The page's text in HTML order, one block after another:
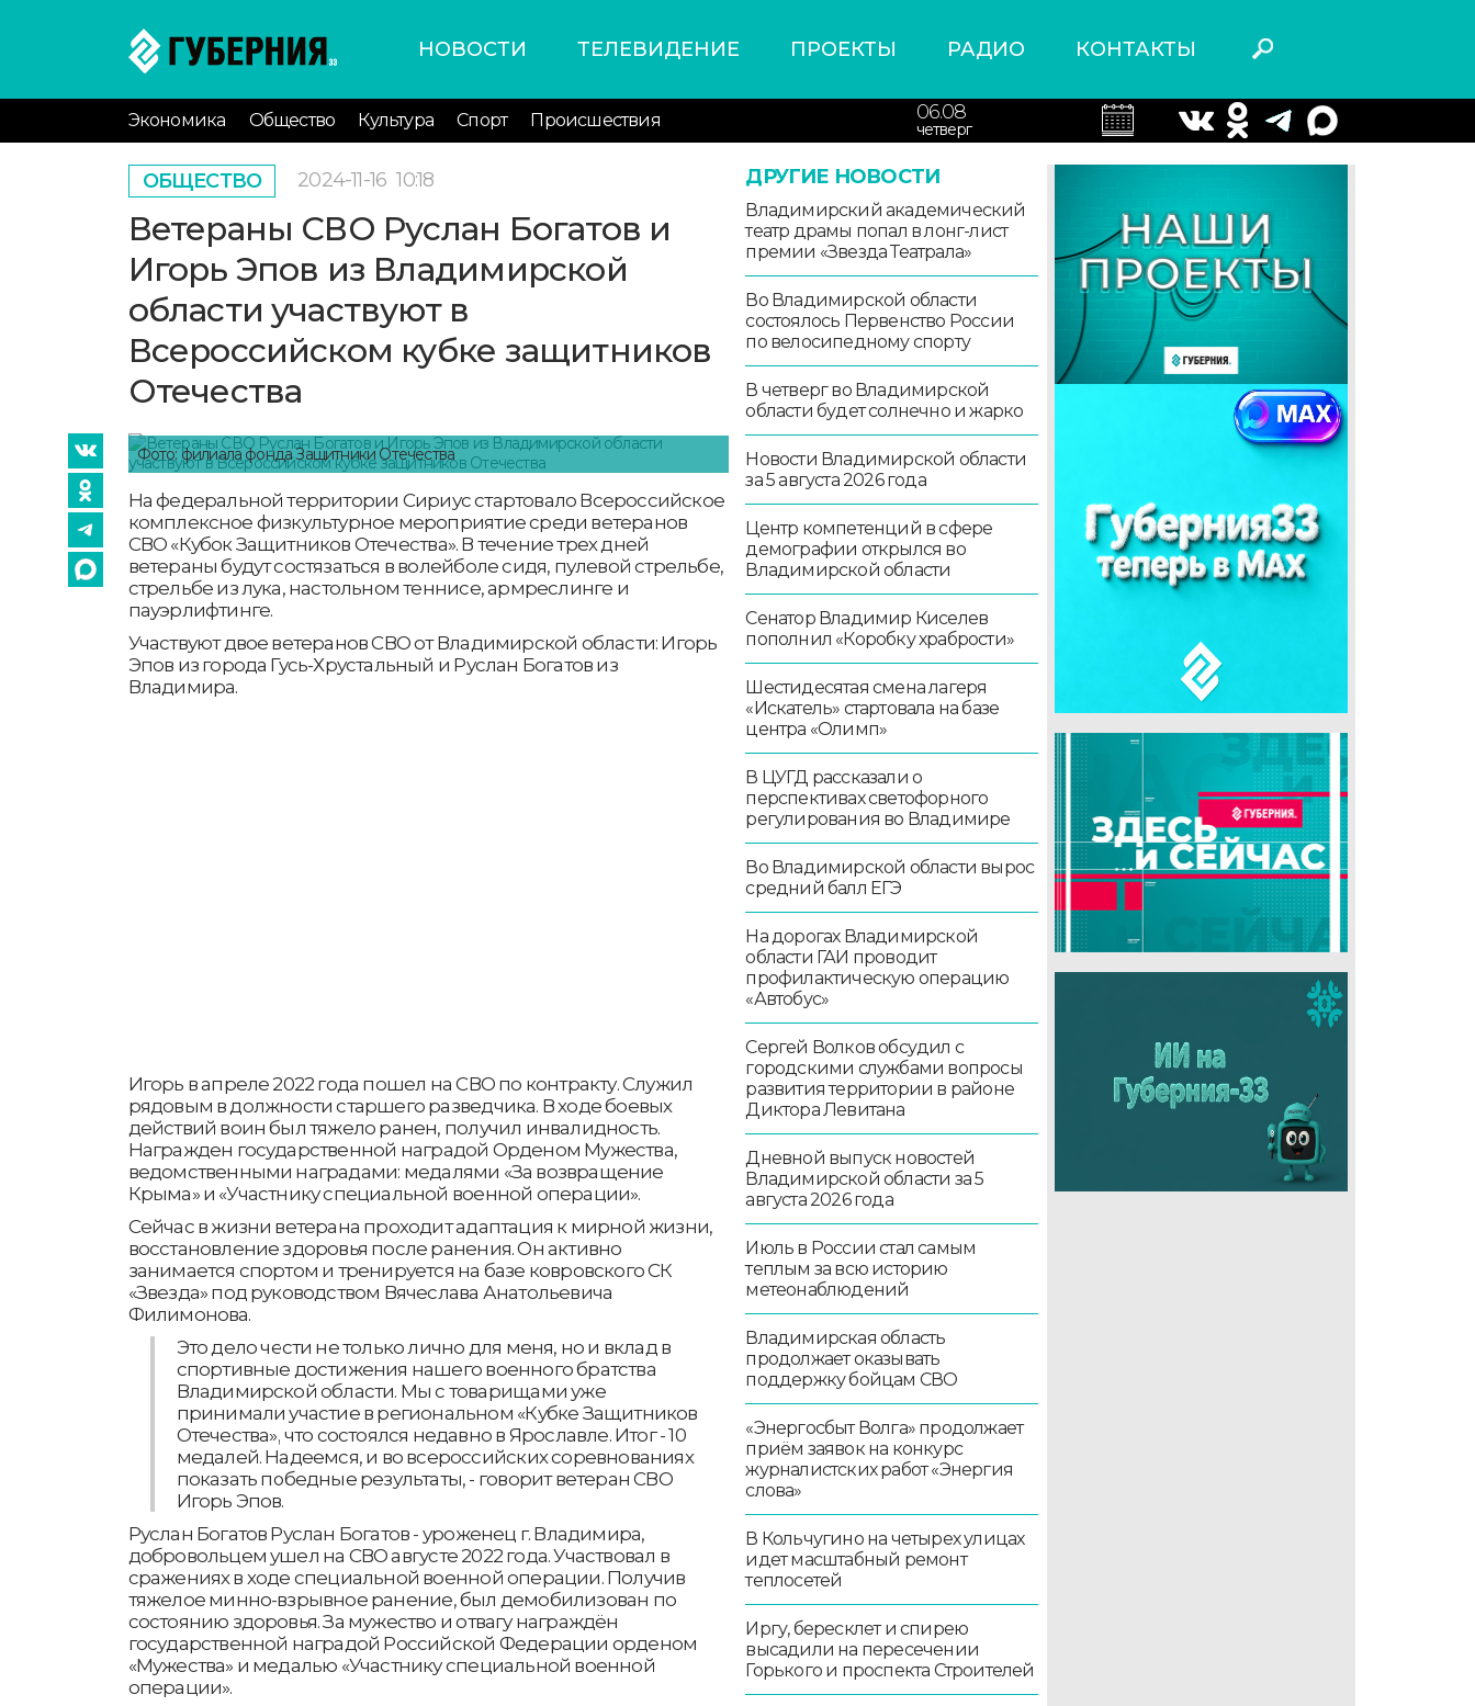
НОВОСТИ ТЕЛЕВИДЕНИЕ ПРОЕКТЫ РАДИО КОНТАКТЫ
Экономика Общество Культура Спорт Происшествия 06.08
четверг
ОБЩЕСТВО 2024-11-16 10:18
Ветераны СВО Руслан Богатов и
Игорь Эпов из Владимирской
области участвуют в
Всероссийском кубке защитников
Отечества
Фото: филиала фонда Защитники Отечества
На федеральной территории Сириус стартовало Всероссийское
комплексное физкультурное мероприятие среди ветеранов
СВО «Кубок Защитников Отечества». В течение трех дней
ветераны будут состязаться в волейболе сидя, пулевой стрельбе,
стрельбе из лука, настольном теннисе, армреслинге и
пауэрлифтинге.
Участвуют двое ветеранов СВО от Владимирской области: Игорь
Эпов из города Гусь-Хрустальный и Руслан Богатов из
Владимира.
Игорь в апреле 2022 года пошел на СВО по контракту. Служил
рядовым в должности старшего разведчика. В ходе боевых
действий воин был тяжело ранен, получил инвалидность.
Награжден государственной наградой Орденом Мужества,
ведомственными наградами: медалями «За возвращение
Крыма» и «Участнику специальной военной операции».
Сейчас в жизни ветерана проходит адаптация к мирной жизни,
восстановление здоровья после ранения. Он активно
занимается спортом и тренируется на базе ковровского СК
«Звезда» под руководством Вячеслава Анатольевича
Филимонова.
Это дело чести не только лично для меня, но и вклад в
спортивные достижения нашего военного братства
Владимирской области. Мы с товарищами уже
принимали участие в региональном «Кубке Защитников
Отечества», что состоялся недавно в Ярославле. Итог - 10
медалей. Надеемся, и во всероссийских соревнованиях
показать победные результаты, - говорит ветеран СВО
Игорь Эпов.
Руслан Богатов Руслан Богатов - уроженец г. Владимира,
добровольцем ушел на СВО августе 2022 года. Участвовал в
сражениях в ходе специальной военной операции. Получив
тяжелое минно-взрывное ранение, был демобилизован по
состоянию здоровья. За мужество и отвагу награждён
государственной наградой Российской Федерации орденом
«Мужества» и медалью «Участнику специальной военной
операции».
ДРУГИЕ НОВОСТИ
Владимирский академический
театр драмы попал в лонг-лист
премии «Звезда Театрала»
Во Владимирской области
состоялось Первенство России
по велосипедному спорту
В четверг во Владимирской
области будет солнечно и жарко
Новости Владимирской области
за 5 августа 2026 года
Центр компетенций в сфере
демографии открылся во
Владимирской области
Сенатор Владимир Киселев
пополнил «Коробку храбрости»
Шестидесятая смена лагеря
«Искатель» стартовала на базе
центра «Олимп»
В ЦУГД рассказали о
перспективах светофорного
регулирования во Владимире
Во Владимирской области вырос
средний балл ЕГЭ
На дорогах Владимирской
области ГАИ проводит
профилактическую операцию
«Автобус»
Сергей Волков обсудил с
городскими службами вопросы
развития территории в районе
Диктора Левитана
Дневной выпуск новостей
Владимирской области за 5
августа 2026 года
Июль в России стал самым
теплым за всю историю
метеонаблюдений
Владимирская область
продолжает оказывать
поддержку бойцам СВО
«Энергосбыт Волга» продолжает
приём заявок на конкурс
журналистских работ «Энергия
слова»
В Кольчугино на четырех улицах
идет масштабный ремонт
теплосетей
Иргу, бересклет и спирею
высадили на пересечении
Горького и проспекта Строителей